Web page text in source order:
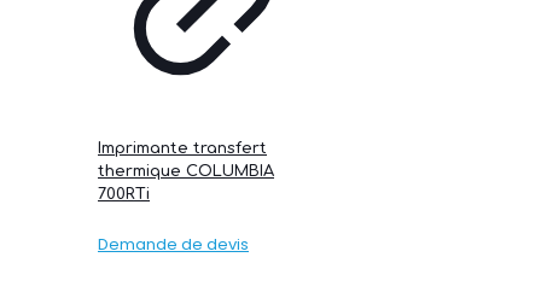
Imprimante transfert
thermique COLUMBIA
700RTi
Demande de devis